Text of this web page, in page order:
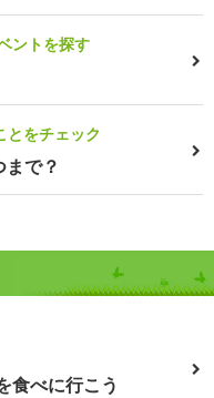
ントを探す
とをチェック
で？
食べに行こう